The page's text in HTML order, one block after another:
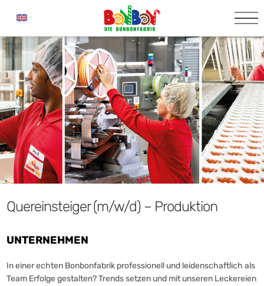
Quereinsteiger (m/w/d) – Produktion
UNTERNEHMEN
In einer echten Bonbonfabrik professionell und leidenschaftlich als
Team Erfolge gestalten? Trends setzen und mit unseren Leckereien